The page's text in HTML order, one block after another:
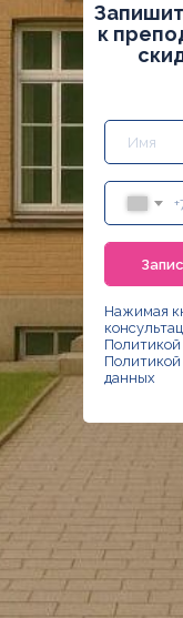
к
Нажимая
данных